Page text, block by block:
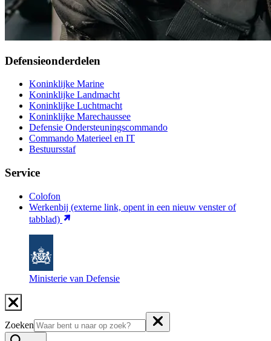
Defensieonderdelen
Koninklijke Marine
Koninklijke Landmacht
Koninklijke Luchtmacht
Koninklijke Marechaussee
Defensie Ondersteuningscommando
Commando Materieel en IT
Bestuursstaf
Service
Colofon
Werkenbij (externe link, opent in een nieuw venster of
tabblad)
Ministerie van Defensie
Zoeken